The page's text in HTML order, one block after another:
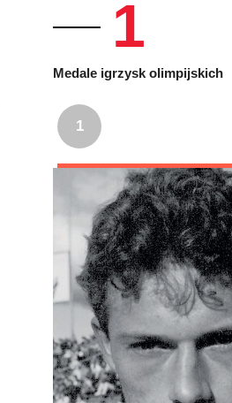
1
Medale igrzysk olimpijskich
1